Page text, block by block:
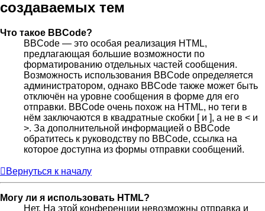
создаваемых тем
Что такое BBCode?
BBCode — это особая реализация HTML,
предлагающая большие возможности по
форматированию отдельных частей сообщения.
Возможность использования BBCode определяется
администратором, однако BBCode также может быть
отключён на уровне сообщения в форме для его
отправки. BBCode очень похож на HTML, но теги в
нём заключаются в квадратные скобки [ и ], а не в < и
>. За дополнительной информацией о BBCode
обратитесь к руководству по BBCode, ссылка на
которое доступна из формы отправки сообщений.
Вернуться к началу
Могу ли я использовать HTML?
Нет. На этой конференции невозможны отправка и